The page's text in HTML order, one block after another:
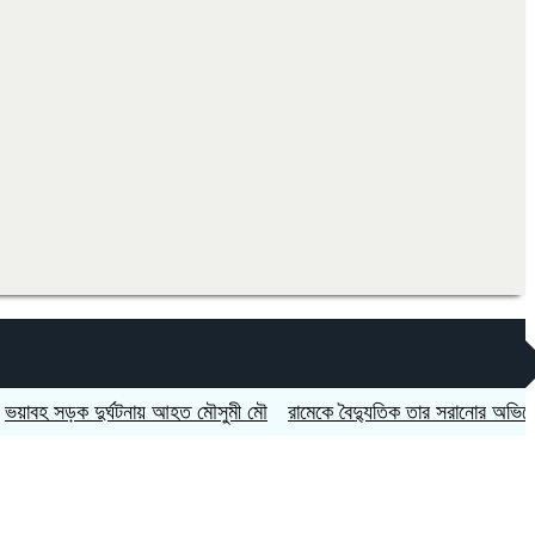
সড়ক দুর্ঘটনায় আহত মৌসুমী মৌ রামেকে বৈদ্যুতিক তার সরানোর অভিযোগ,